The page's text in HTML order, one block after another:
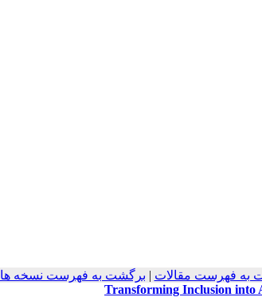
به فهرست مقالات | برگشت به فهرست نسخه ها
Transforming Inclusion into